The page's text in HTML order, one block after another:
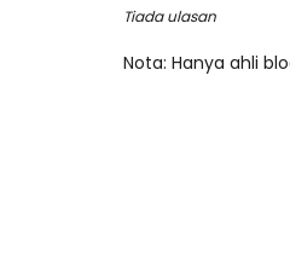
Tiada ulasan
Nota: Hanya ahli